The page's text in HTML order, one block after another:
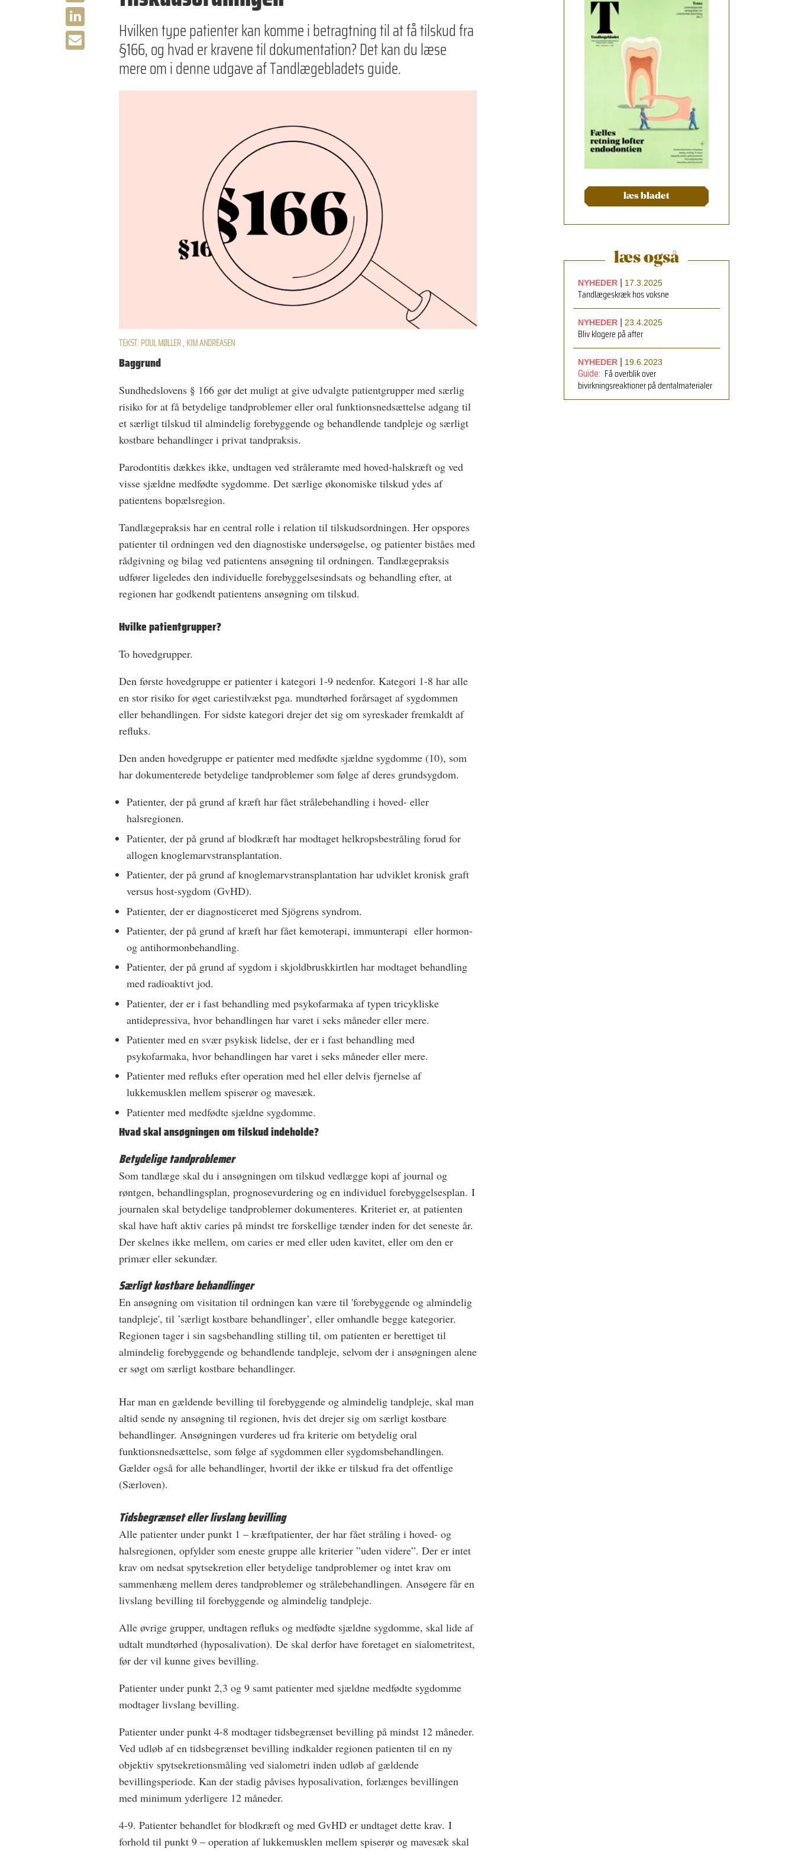
Hvilken type patienter kan komme i betragtning til at få tilskud fra
§166, og hvad er kravene til dokumentation? Det kan du læse
mere om i denne udgave af Tandlægebladets guide.
TEKST: POUL MØLLER , KIM ANDREASEN
Baggrund
Sundhedslovens § 166 gør det muligt at give udvalgte patientgrupper med særlig
risiko for at få betydelige tandproblemer eller oral funktionsnedsættelse adgang til
et særligt tilskud til almindelig forebyggende og behandlende tandpleje og særligt
kostbare behandlinger i privat tandpraksis.
Parodontitis dækkes ikke, undtagen ved stråleramte med hoved-halskræft og ved
visse sjældne medfødte sygdomme. Det særlige økonomiske tilskud ydes af
patientens bopælsregion.
Tandlægepraksis har en central rolle i relation til tilskudsordningen. Her opspores
patienter til ordningen ved den diagnostiske undersøgelse, og patienter biståes med
rådgivning og bilag ved patientens ansøgning til ordningen. Tandlægepraksis
udfører ligeledes den individuelle forebyggelsesindsats og behandling efter, at
regionen har godkendt patientens ansøgning om tilskud.
Hvilke patientgrupper?
To hovedgrupper.
Den første hovedgruppe er patienter i kategori 1-9 nedenfor. Kategori 1-8 har alle
en stor risiko for øget cariestilvækst pga. mundtørhed forårsaget af sygdommen
eller behandlingen. For sidste kategori drejer det sig om syreskader fremkaldt af
refluks.
Den anden hovedgruppe er patienter med medfødte sjældne sygdomme (10), som
har dokumenterede betydelige tandproblemer som følge af deres grundsygdom.
Patienter, der på grund af kræft har fået strålebehandling i hoved- eller
halsregionen.
Patienter, der på grund af blodkræft har modtaget helkropsbestråling forud for
allogen knoglemarvstransplantation.
Patienter, der på grund af knoglemarvstransplantation har udviklet kronisk graft
versus host-sygdom (GvHD).
Patienter, der er diagnosticeret med Sjögrens syndrom.
Patienter, der på grund af kræft har fået kemoterapi, immunterapi eller hormon-
og antihormonbehandling.
Patienter, der på grund af sygdom i skjoldbruskkirtlen har modtaget behandling
med radioaktivt jod.
Patienter, der er i fast behandling med psykofarmaka af typen tricykliske
antidepressiva, hvor behandlingen har varet i seks måneder eller mere.
Patienter med en svær psykisk lidelse, der er i fast behandling med
psykofarmaka, hvor behandlingen har varet i seks måneder eller mere.
Patienter med refluks efter operation med hel eller delvis fjernelse af
lukkemusklen mellem spiserør og mavesæk.
Patienter med medfødte sjældne sygdomme.
Hvad skal ansøgningen om tilskud indeholde?
Betydelige tandproblemer
Som tandlæge skal du i ansøgningen om tilskud vedlægge kopi af journal og
røntgen, behandlingsplan, prognosevurdering og en individuel forebyggelsesplan. I
journalen skal betydelige tandproblemer dokumenteres. Kriteriet er, at patienten
skal have haft aktiv caries på mindst tre forskellige tænder inden for det seneste år.
Der skelnes ikke mellem, om caries er med eller uden kavitet, eller om den er
primær eller sekundær.
Særligt kostbare behandlinger
En ansøgning om visitation til ordningen kan være til 'forebyggende og almindelig
tandpleje', til ’særligt kostbare behandlinger’, eller omhandle begge kategorier.
Regionen tager i sin sagsbehandling stilling til, om patienten er berettiget til
almindelig forebyggende og behandlende tandpleje, selvom der i ansøgningen alene
er søgt om særligt kostbare behandlinger.
Har man en gældende bevilling til forebyggende og almindelig tandpleje, skal man
altid sende ny ansøgning til regionen, hvis det drejer sig om særligt kostbare
behandlinger. Ansøgningen vurderes ud fra kriterie om betydelig oral
funktionsnedsættelse, som følge af sygdommen eller sygdomsbehandlingen.
Gælder også for alle behandlinger, hvortil der ikke er tilskud fra det offentlige
(Særloven).
Tidsbegrænset eller livslang bevilling
Alle patienter under punkt 1 – kræftpatienter, der har fået stråling i hoved- og
halsregionen, opfylder som eneste gruppe alle kriterier ”uden videre”. Der er intet
krav om nedsat spytsekretion eller betydelige tandproblemer og intet krav om
sammenhæng mellem deres tandproblemer og strålebehandlingen. Ansøgere får en
livslang bevilling til forebyggende og almindelig tandpleje.
Alle øvrige grupper, undtagen refluks og medfødte sjældne sygdomme, skal lide af
udtalt mundtørhed (hyposalivation). De skal derfor have foretaget en sialometritest,
før der vil kunne gives bevilling.
Patienter under punkt 2,3 og 9 samt patienter med sjældne medfødte sygdomme
modtager livslang bevilling.
Patienter under punkt 4-8 modtager tidsbegrænset bevilling på mindst 12 måneder.
Ved udløb af en tidsbegrænset bevilling indkalder regionen patienten til en ny
objektiv spytsekretionsmåling ved sialometri inden udløb af gældende
bevillingsperiode. Kan der stadig påvises hyposalivation, forlænges bevillingen
med minimum yderligere 12 måneder.
4-9. Patienter behandlet for blodkræft og med GvHD er undtaget dette krav. I
forhold til punkt 9 – operation af lukkemusklen mellem spiserør og mavesæk skal
læs bladet
læs også
NYHEDER| 17.3.2025
Tandlægeskræk hos voksne
NYHEDER| 23.4.2025
Bliv klogere på after
NYHEDER| 19.6.2023
Guide: Få overblik over
bivirkningsreaktioner på dentalmaterialer